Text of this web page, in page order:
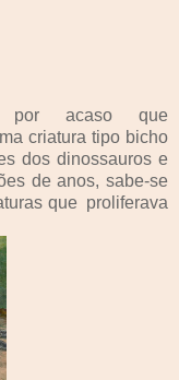
acaso que
criatura tipo bicho
dos dinossauros e
de anos, sabe-se
que proliferava